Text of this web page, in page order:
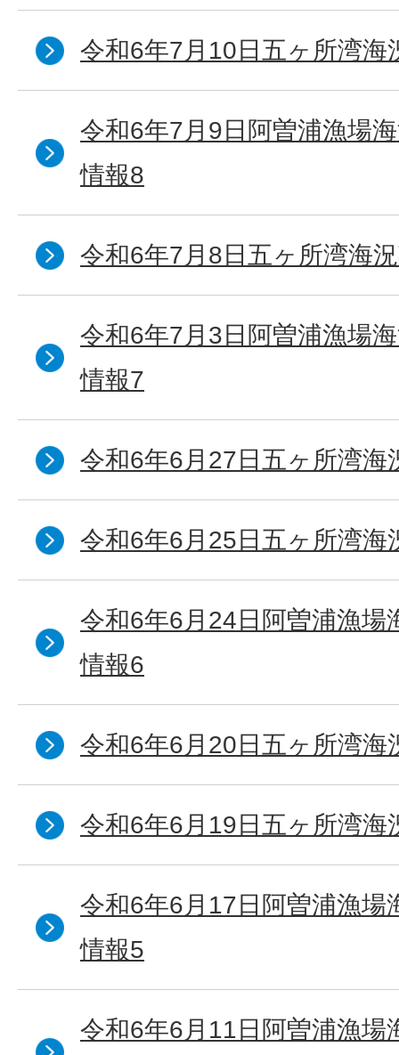
令和6年7月10日五ヶ所湾海
令和6年7月9日阿曽浦漁場
情報8
令和6年7月8日五ヶ所湾海
令和6年7月3日阿曽浦漁場
情報7
令和6年6月27日五ヶ所湾海
令和6年6月25日五ヶ所湾海
令和6年6月24日阿曽浦漁場
情報6
令和6年6月20日五ヶ所湾海
令和6年6月19日五ヶ所湾海
令和6年6月17日阿曽浦漁場
情報5
令和6年6月11日阿曽浦漁場